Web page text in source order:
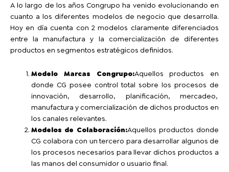
A lo largo de los años Congrupo ha venido evolucionando en
cuanto a los diferentes modelos de negocio que desarrolla.
Hoy en día cuenta con 2 modelos claramente diferenciados
entre la manufactura y la comercialización de diferentes
productos en segmentos estratégicos definidos.
Modelo Marcas Congrupo:Aquellos productos en
donde CG posee control total sobre los procesos de
innovación, desarrollo, planificación, mercadeo,
manufactura y comercialización de dichos productos en
los canales relevantes.
Modelos de Colaboración:Aquellos productos donde
CG colabora con un tercero para desarrollar algunos de
los procesos necesarios para llevar dichos productos a
las manos del consumidor o usuario final.